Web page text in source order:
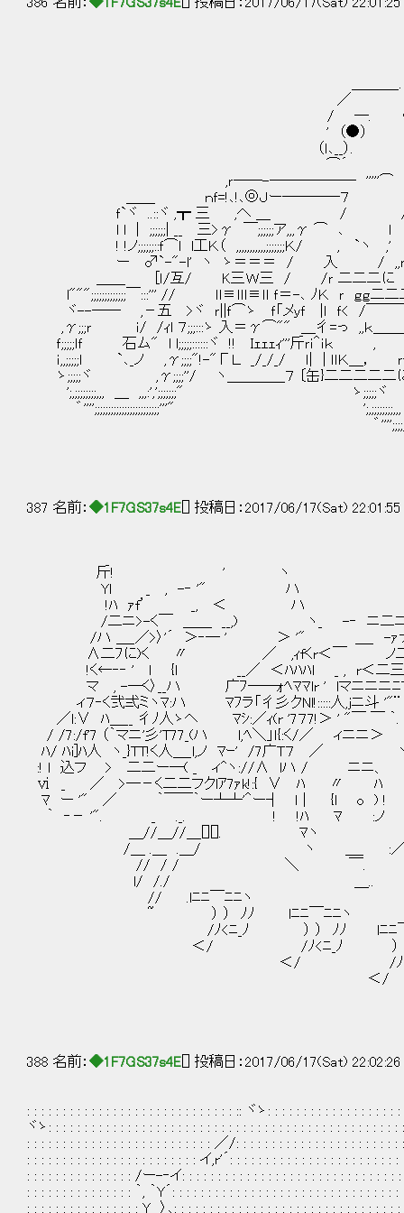
／ /::ヽ. ｢::::l /} ／:::/
/ ─. 〈:::::::ﾊ |:::::ｊ '´
' （●） ';:::::::l l／ _ l::::ｉ /
（ｌ､__）. V:::::l ／::::}.
,ｒ――-―――――― '''''⌒ < . ';:::::::::
＿＿ ｎｆ=!､!､◎Ｊー――――７ /
ｆ`ヾ ..::ヾ ,┳ 三 ,へ ＿ / /. ヽ
l l | ;;;;;;| __ 三>γ ￣;;;;;;ア,,,γ ⌒ ､
! !ノ;;;;;;::ｆ⌒l l工Ｋ（ ,,,,,,,,,,,;;;;;;;Ｋ/
ー ♂`-"-l' ヽ ゝ＝＝＝ / 入 / ,,ｒ
＿＿ [ｌ/互/ K三Ｗ三 / /ｒ 二二二に
l""";;;;;;;;;;;;;￣:::''' // ｌｌ≡ｌｌｌ≡ｌｌ ｆ＝-､ ﾉＫ
ヾ--―― ,－五 >ヾ ｒ||ｆ⌒ゝ ｆ「メｙｆ |ｌ ｆ< /
,γ;;;ｒ ｉ/ /ｨl ７;;;:::ゝ 入＝γ⌒"" ＿彳=っ
ｆ;;;;;ｌｆ 石ム" l l;;;;;::::::ヾ !! Ｉｪｪｪｨ'''
ｉ,,;;;;;ｌ `､_ノ ,γ;;;;"!-"ΓＬ _/_/_/ ｌ| |
ゝ;;;;;ヾ ,γ;;;;''/ ヽ＿＿＿＿７ 〔缶}二二二
';,;;;;;;;;,,, ＿ ,,,:',';;;;;;;" ゝ;;;;;ヾ ,γ;;;;''/
゛'''';;;;;;;;;;;;;;;;;;;;;;;;'''" ';,;;;;;;;;,,, ＿ ,, ,,..':
゛'''';;;;;;:,, '": : : : : :'": : : . . .: :
387 名前： ◆1F7GS37s4E [] 投稿日：2017/06/17(Sat)
斤! ' ヽ
Yl _ , -‐ '" ハ
!ﾊ ｧf’ _, ＜ ハ
/二ニ>-く￣ ＿＿ __,) ヽ_ -‐ ニ二ニ≡
/ハ ＿_／>〉'´ ＞‐─ ' ＞ '" ＿_ -ｧァ斤
∧二ﾌに)く 〃 ／ ,ｨfくr＜￣ ノ二ニ
!く←‐‐ ' l {l __／ ＜ﾊﾊﾊl _ , r＜二三三
マ , -―く〉__ハ 广ﾌ――ｫﾍﾏﾏlr ' l
ィ７‐く弐弍ミヽﾏ:ハ ﾏﾌラ「彳彡ク
／l:∨ ﾊ＿__ 彳ﾉ人ゝヘ ﾏｼ:／ｨ(r '7
/ /7:/f'7 （｀マニ'彡'T77_(ハ l,ﾍ＼」ｌ{:く/
ﾊ/ ﾊi]ﾊ人 ヽ_}TT!く人＿_l,ノ ﾏｰ' /7广
:! l 込フ > 二二ー―( _ ィ^ヽ://∧ lハ / ニニ、 ﾊ
ⅵ _ ／ >―－く二二フクlｱ7ｧk!:{ ∨ ﾊ 〃 ﾊ l{ l
ﾏ ー '" ／ ｀￣￣｀ー┴┴'＾ー┤ l｜ {l o
｀ ‐－ '". _ ._. ! !ﾊ ﾏ :ノ :!ﾉ.....!／
＿//＿//＿[][]. ﾏヽ :/..／
/＿ .＿ .＿/ ヽ ＿_ :／..ﾞ{
// / / ＼ ￣. ＞ｰ
l/ /./ ＿.. : ::::.. __r' .:.::.:.:.
// .lﾆﾆ￣ﾆﾆヽ
~ ） ） ﾉﾉ lﾆﾆ￣ﾆﾆヽ l
/ﾉ<ﾆ_ﾉ ） ） ﾉﾉ lﾆﾆ￣ﾆﾆ
＜/ /ﾉ<ﾆ_ﾉ ） ） ﾉﾉ
＜/ /ﾉ<ﾆ_ﾉ
＜/
388 名前： ◆1F7GS37s4E [] 投稿日：2017/06/17(Sat)
: : : : : : : : : : : : : : : : : : : : : : : : : : : : : :: ヾゝ: : : : : : : : : : : : : : :
ヾゝ: : : : : : : : : : : : : : : : : : : : : : : : : : : : : : : : : : : : : : : : : : : : : :
: : : : : : : : : : : : : : : : : : : : : : : : : : ／/: : : : : : : : : : : : : : : : : : : : : :
: : : : : : : : : : : : : : : : : : : : : : : : イ,r'´: : : : : : : : : : : : : : : : : :
: : : : : : : : : : : : : : : /ー-‐イ: : : : : : : : : : : : : : : : : : : : : : : : :
: : : : : : : : : : : : : : : ｀, ｀Y´: : : : : : : : : : : : : : : : : : : : : : : : : : : : : : :
: : : : : : : : : : : : : : : : Y 〉､: : : : : : : : : : : : : : : : : : : : : : : : : : : : : : :